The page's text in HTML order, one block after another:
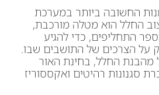
החשובה ביותר במערכת
החלל הוא מטלה מורכבת,
התחליפים, כדי להגיע
על הצרכים של התושבים שבו.
מהבנת החלל, בחינת האור
סגנונות רהיטים ואקססוריז